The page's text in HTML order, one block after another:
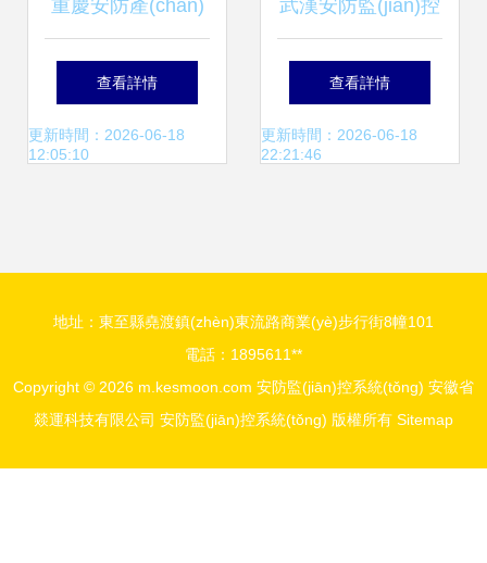
重慶安防產(chǎn)
業(yè)園電力監
(jiān)控系統(tǒng)
查看詳情
更新時間：2026-06-18
12:05:10
武漢安防監(jiān)控
新選擇 易有科技，
為您提供硚口區
查看詳情
更新時間：2026-06-18
22:21:46
地址：東至縣堯渡鎮(zhèn)東流路商業(yè)步行街8幢101
電話：1895611**
Copyright © 2026 m.kesmoon.com 安防監(jiān)控系統(tǒng) 安徽省
燚運科技有限公司 安防監(jiān)控系統(tǒng) 版權所有 Sitemap